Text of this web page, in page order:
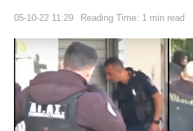
05-10-22 11:29 Reading Time: 1 min read